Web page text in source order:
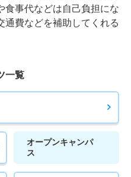
食事代などは自己負担にな
通費などを補助してくれる
一覧
オープンキャンパ
ス